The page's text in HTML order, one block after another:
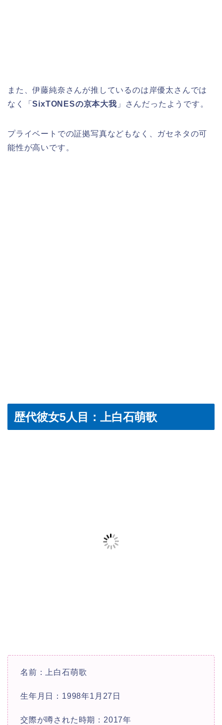
また、伊藤純奈さんが推しているのは岸優太さんでは
なく「SixTONESの京本大我 」さんだったようです。
プライベートでの証拠写真などもなく、ガセネタの可
能性が高いです。
歴代彼女5人目：上白石萌歌
名前：上白石萌歌
生年月日：1998年1月27日
交際が噂された時期：2017年